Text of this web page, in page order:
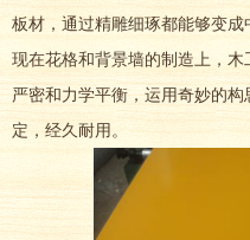
板材，通过精雕细琢都能够变
现在花格和背景墙的制造上，
严密和力学平衡，运用奇妙的
定，经久耐用。